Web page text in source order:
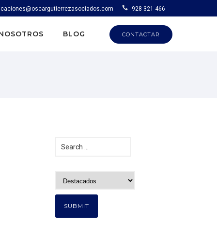
928 321 466
CONTACTAR
BLOG